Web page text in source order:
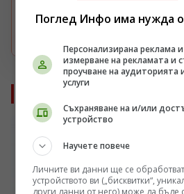
Още от Румен Петков
Поглед Инфо има нужда
Персонализирана реклама
измерване на рекламата и
проучване на аудиторията
услуги
Съхраняване на и/или
устройство
Научете повече
Личните ви данни ще се
устройството ви („бисквитки“,
други данни от него) може да бъде